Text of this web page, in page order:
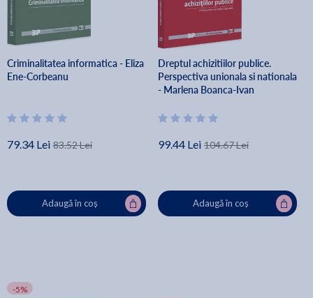
Criminalitatea informatica - Eliza
Ene-Corbeanu
79.34 Lei 83.52 Lei
Adaugă în coș
Dreptul achizitiilor publice.
Perspectiva unionala si nationala
- Marlena Boanca-Ivan
99.44 Lei 104.67 Lei
Adaugă în coș
-5%